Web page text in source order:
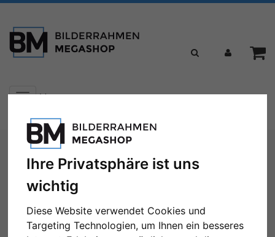
Ihre Privatsphäre ist uns
wichtig
Diese Website verwendet Cookies und
Targeting Technologien, um Ihnen ein besseres
ToggleMenü
Sie sind hier: Formate 60x70 cm
60x70 cm